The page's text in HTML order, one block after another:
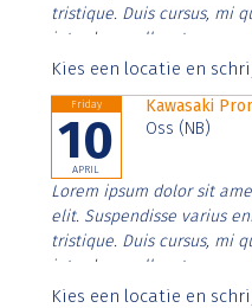
tristique. Duis cursus, mi
interdum nulla, ut
Aenean faucibus nibh et
Kies een locatie en
Friday
10
APRIL
Kawasaki
Oss (NB)
Lorem ipsum dolor sit
elit. Suspendisse varius
tristique. Duis cursus, mi
interdum nulla, ut
Aenean faucibus nibh et
Kies een locatie en